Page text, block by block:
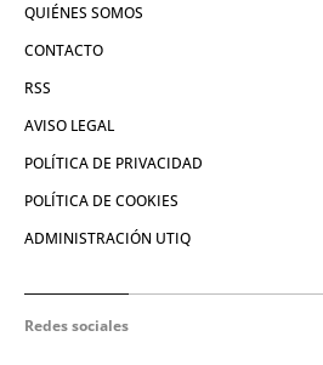
QUIÉNES SOMOS
CONTACTO
RSS
AVISO LEGAL
POLÍTICA DE PRIVACIDAD
POLÍTICA DE COOKIES
ADMINISTRACIÓN UTIQ
Redes sociales